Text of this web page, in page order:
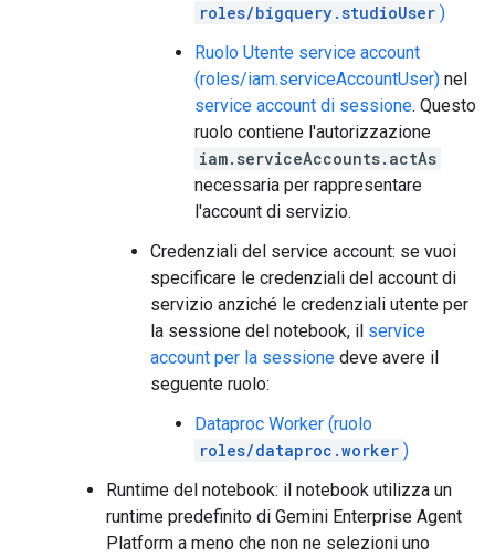
roles/bigquery.studioUser )
Ruolo Utente service account
(roles/iam.serviceAccountUser) nel
service account di sessione. Questo
ruolo contiene l'autorizzazione
iam.serviceAccounts.actAs
necessaria per rappresentare
l'account di servizio.
Credenziali del service account: se vuoi
specificare le credenziali del account di
servizio anziché le credenziali utente per
la sessione del notebook, il service
account per la sessione deve avere il
seguente ruolo:
Dataproc Worker (ruolo
roles/dataproc.worker )
Runtime del notebook: il notebook utilizza un
runtime predefinito di Gemini Enterprise Agent
Platform a meno che non ne selezioni uno